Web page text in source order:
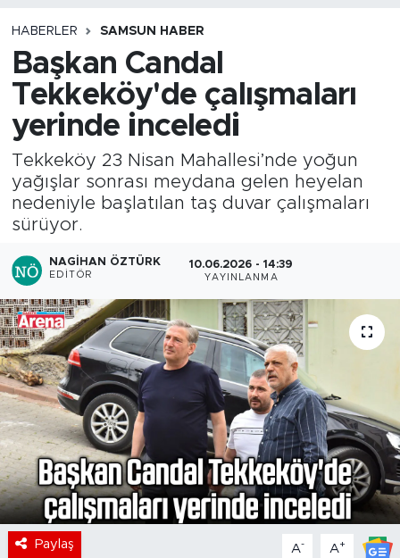
HABERLER SAMSUN HABER
Başkan Candal
Tekkeköy'de çalışmaları
yerinde inceledi
Tekkeköy 23 Nisan Mahallesi’nde yoğun
yağışlar sonrası meydana gelen heyelan
nedeniyle başlatılan taş duvar çalışmaları
sürüyor.
NAGIHAN ÖZTÜRK
EDITÖR
10.06.2026 - 14:39
YAYINLANMA
Paylaş A- A+
Son Dakika Haberleri
Haber Arşivi